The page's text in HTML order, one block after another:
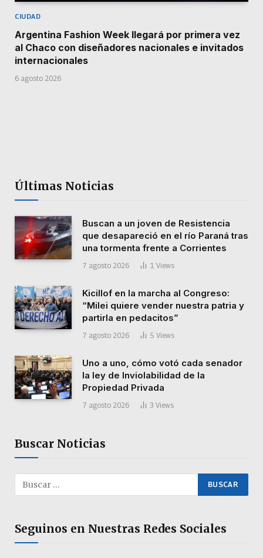
CIUDAD
Argentina Fashion Week llegará por primera vez
al Chaco con diseñadores nacionales e invitados
internacionales
6 agosto 2026
Últimas Noticias
Buscan a un joven de Resistencia
que desapareció en el río Paraná tras
una tormenta frente a Corrientes
7 agosto 2026 1 Views
Kicillof en la marcha al Congreso:
“Milei quiere vender nuestra patria y
partirla en pedacitos”
7 agosto 2026 5 Views
Uno a uno, cómo votó cada senador
la ley de Inviolabilidad de la
Propiedad Privada
7 agosto 2026 3 Views
Buscar Noticias
Seguinos en Nuestras Redes Sociales